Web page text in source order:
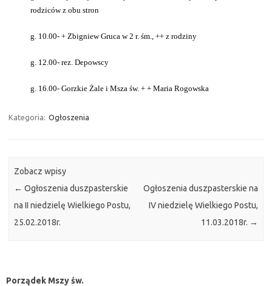
rodziców z obu stron
g. 10.00- + Zbigniew Gruca w 2 r. śm., ++ z rodziny
g. 12.00- rez. Depowscy
g. 16.00- Gorzkie Żale i Msza św. + + Maria Rogowska
Kategoria: Ogłoszenia
Zobacz wpisy
← Ogłoszenia duszpasterskie
na II niedzielę Wielkiego Postu,
25.02.2018r.
Ogłoszenia duszpasterskie na
IV niedzielę Wielkiego Postu,
11.03.2018r. →
Porządek Mszy św.